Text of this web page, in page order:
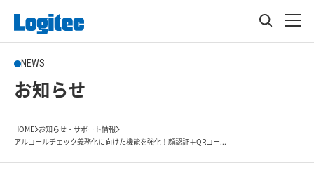
NEWS
お知らせ
HOME お知らせ・サポート情報
アルコールチェック義務化に向けた機能を強化！顔認証＋QRコー...